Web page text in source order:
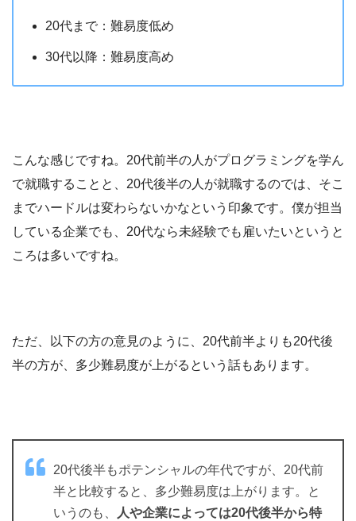
20代まで：難易度低め
30代以降：難易度高め
こんな感じですね。20代前半の人がプログラミングを学ん
で就職することと、20代後半の人が就職するのでは、そこ
までハードルは変わらないかなという印象です。僕が担当
している企業でも、20代なら未経験でも雇いたいというと
ころは多いですね。
ただ、以下の方の意見のように、20代前半よりも20代後
半の方が、多少難易度が上がるという話もあります。
20代後半もポテンシャルの年代ですが、20代前
半と比較すると、多少難易度は上がります。と
いうのも、
人や企業によっては20代後半から特